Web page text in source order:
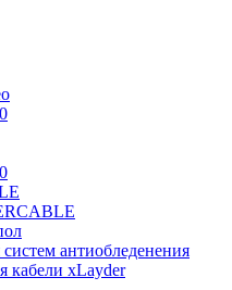
антиобледенения
кабели xLayder